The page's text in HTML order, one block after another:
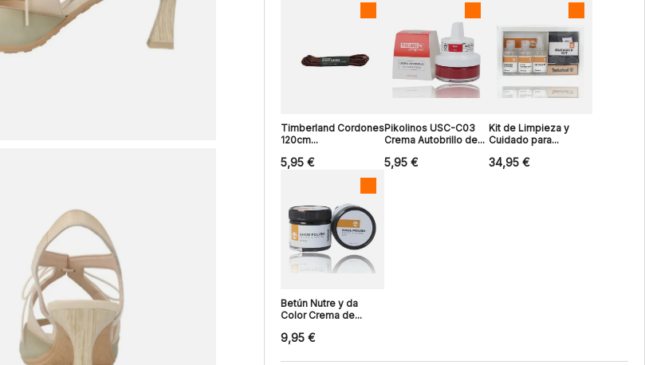
Timberland Cordones
120cm...
5,95 €
Pikolinos USC-C03
Crema Autobrillo de...
5,95 €
Kit de Limpieza y
Cuidado para...
34,95 €
Betún Nutre y da
Color Crema de...
9,95 €